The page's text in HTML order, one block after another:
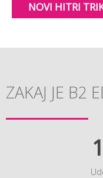
NOVI HITRI
ZAKAJ JE B2